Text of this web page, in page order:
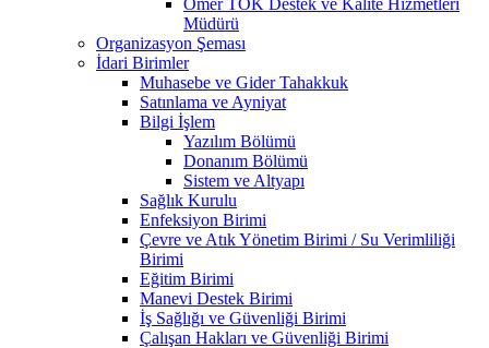
Müdürü
Organizasyon Şeması
İdari Birimler
Muhasebe ve Gider Tahakkuk
Satınlama ve Ayniyat
Bilgi İşlem
Yazılım Bölümü
Donanım Bölümü
Sistem ve Altyapı
Sağlık Kurulu
Enfeksiyon Birimi
Çevre ve Atık Yönetim Birimi / Su Verimliliği
Birimi
Eğitim Birimi
Manevi Destek Birimi
İş Sağlığı ve Güvenliği Birimi
Çalışan Hakları ve Güvenliği Birimi